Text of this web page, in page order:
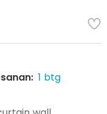
1 btg